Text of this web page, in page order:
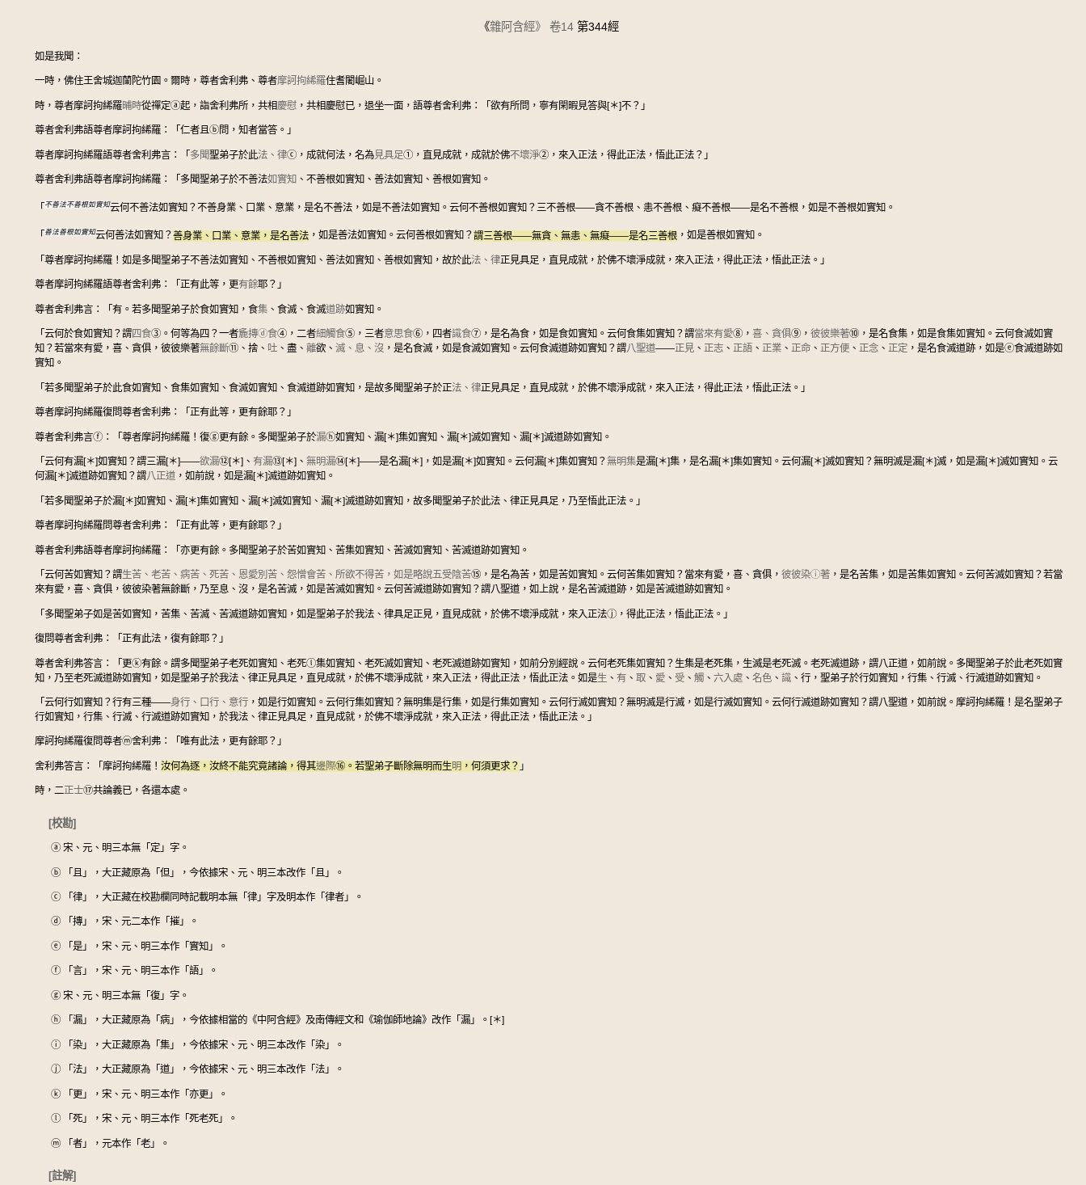
《雜阿含經》 卷14第344經
如是我聞：
一時，佛住王舍城迦蘭陀竹園。爾時，尊者舍利弗、尊者摩訶 拘絺羅住耆闍崛山。
時，尊者摩訶拘絺羅晡時從禪定ⓐ起，詣舍利弗所，共相慶慰，共相慶慰已，退坐一面，語尊者舍利弗：「欲有所問，寧有閑暇見答與[＊]不？」
尊者舍利弗語尊者摩訶拘絺羅：「仁者且ⓑ問，知者當答。」
尊者摩訶拘絺羅語尊者舍利弗言：「 多聞聖弟子於此法、律ⓒ，成就何法，名為見具足①，直見成就，成就於佛不壞淨②，來入正法，得此正法，悟此正法？」
尊者舍利弗語尊者摩訶拘絺羅：「多聞聖弟子於不善法如實知 、不善根如實知、善法如實知、善根如實知。
「 不善法不善根如實知云何不善法如實知？不善身業、口業、意業，是名不善法，如是不善法如實知。云何不善根如實知？三不善根——貪不善根、恚不善根、癡不善根——是名不善根，如是不善根如實知。
「 善法善根如實知云何善法如實知？善身業、口業、意業，是名善法，如是善法如實知。云何善根如實知？謂三善根——無貪、無恚、無癡——是名三善根，如是善根如實知。
「尊者摩訶拘絺羅！如是多聞聖弟子不善法如實知、不善根如實知、善法如實知、善根如實知，故於此法、律正見具足，直見成就，於佛不壞淨成就，來入正法，得此正法，悟此正法。」
尊者摩訶拘絺羅語尊者舍利弗：「正有此等，更有餘耶？」
尊者舍利弗言：「有。若多聞聖弟子於食如實知，食集、食滅、食滅道跡如實知。
「云何於食如實知？謂四食③。何等為四？一者麁摶ⓓ食④，二者細觸食⑤，三者意思食⑥，四者識食⑦，是名為食，如是食如實知。云何食集如實知？謂當來有愛⑧， 喜、貪俱⑨， 彼彼樂著⑩，是名食集，如是食集如實知。云何食滅如實
知？若當來有愛，喜、貪俱，彼彼樂著無餘斷⑪、捨、 吐、盡、 離欲、 滅、息、沒 ，是名食滅，如是食滅如實知。云何食滅道跡如實知？謂八聖道——正見、 正志、 正語、 正業、 正命、 正方便、 正念、 正定，是名食滅道跡，如是ⓔ食滅道跡如
實知。
「若多聞聖弟子於此食如實知、食集如實知、食滅如實知、食滅道跡如實知，是故多聞聖弟子於正法、律正見具足，直見成就，於佛不壞淨成就，來入正法，得此正法，悟此正法。」
尊者摩訶拘絺羅復問尊者舍利弗：「正有此等，更有餘耶？」
尊者舍利弗言ⓕ：「尊者摩訶拘絺羅！復ⓖ更有餘。多聞聖弟子於漏ⓗ如實知、漏[＊]集如實知、漏[＊]滅如實知、漏[＊]滅道跡如實知。
「云何有漏[＊]如實知？謂三漏[＊]——欲漏⑫[＊]、 有漏⑬[＊]、 無明漏⑭[＊]——是名漏[＊]，如是漏[＊]如實知。云何漏[＊]集如實知？無明集是漏[＊]集，是名漏[＊]集如實知。云何漏[＊]滅如實知？無明滅是漏[＊]滅，如是漏[＊]滅如實知。云
何漏[＊]滅道跡如實知？謂八正道，如前說，如是漏[＊]滅道跡如實知。
「若多聞聖弟子於漏[＊]如實知、漏[＊]集如實知、漏[＊]滅如實知、漏[＊]滅道跡如實知，故多聞聖弟子於此法、律正見具足，乃至悟此正法。」
尊者摩訶拘絺羅問尊者舍利弗：「正有此等，更有餘耶？」
尊者舍利弗語尊者摩訶拘絺羅：「亦更有餘。多聞聖弟子於苦如實知、苦集如實知、苦滅如實知、苦滅道跡如實知。
「云何苦如實知？謂生苦、老苦、病苦、死苦、恩愛別苦、怨憎會苦、所欲不得苦，如是略說五受陰苦⑮，是名為苦，如是苦如實知。云何苦集如實知？當來有愛，喜、貪俱， 彼彼染ⓘ著，是名苦集，如是苦集如實知。云何苦滅如實知？若當
來有愛，喜、貪俱，彼彼染著無餘斷，乃至息、沒，是名苦滅，如是苦滅如實知。云何苦滅道跡如實知？謂八聖道，如上說，是名苦滅道跡，如是苦滅道跡如實知。
「多聞聖弟子如是苦如實知，苦集、苦滅、苦滅道跡如實知，如是聖弟子於我法、律具足正見，直見成就，於佛不壞淨成就，來入正法ⓙ，得此正法，悟此正法。」
復問尊者舍利弗：「正有此法，復有餘耶？」
尊者舍利弗答言：「更ⓚ有餘。謂多聞聖弟子老死如實知、老死ⓛ集如實知、老死滅如實知、老死滅道跡如實知，如前分別經說。云何老死集如實知？生集是老死集，生滅是老死滅。老死滅道跡，謂八正道，如前說。多聞聖弟子於此老死如實
知，乃至老死滅道跡如實知，如是聖弟子於我法、律正見具足，直見成就，於佛不壞淨成就，來入正法，得此正法，悟此正法。如是生、 有、 取、 愛、 受、 觸、 六入處、 名色、 識、行，聖弟子於行如實知，行集、行滅、行滅道跡如實知。
「云何行如實知？行有三種——身行、口行、意行，如是行如實知。云何行集如實知？無明集是行集，如是行集如實知。云何行滅如實知？無明滅是行滅，如是行滅如實知。云何行滅道跡如實知？謂八聖道，如前說。摩訶拘絺羅！是名聖弟子
行如實知，行集、行滅、行滅道跡如實知，於我法、律正見具足，直見成就，於佛不壞淨成就，來入正法，得此正法，悟此正法。」
摩訶拘絺羅復問尊者ⓜ舍利弗：「唯有此法，更有餘耶？」
舍利弗答言：「摩訶拘絺羅！ 汝何為逐，汝終不能究竟諸論，得其邊際⑯。若聖弟子斷除無明而生明 ，何須更求？ 」
時，二正士⑰共論義已，各還本處。
[校勘]
ⓐ 宋、元、明三本無「定」字。
ⓑ 「且」，大正藏原為「但」，今依據宋、元、明三本改作「且」。
ⓒ 「律」，大正藏在校勘欄同時記載明本無「律」字及明本作「律者」。
ⓓ 「摶」，宋、元二本作「摧」。
ⓔ 「是」，宋、元、明三本作「實知」。
ⓕ 「言」，宋、元、明三本作「語」。
ⓖ 宋、元、明三本無「復」字。
ⓗ 「漏」，大正藏原為「病」，今依據相當的《中阿含經》及南傳經文和《瑜伽師地論》改作「漏」。[＊]
ⓘ 「染」，大正藏原為「集」，今依據宋、元、明三本改作「染」。
ⓙ 「法」，大正藏原為「道」，今依據宋、元、明三本改作「法」。
ⓚ 「更」，宋、元、明三本作「亦更」。
ⓛ 「死」，宋、元、明三本作「死老死」。
ⓜ 「者」，元本作「老」。
[註解]